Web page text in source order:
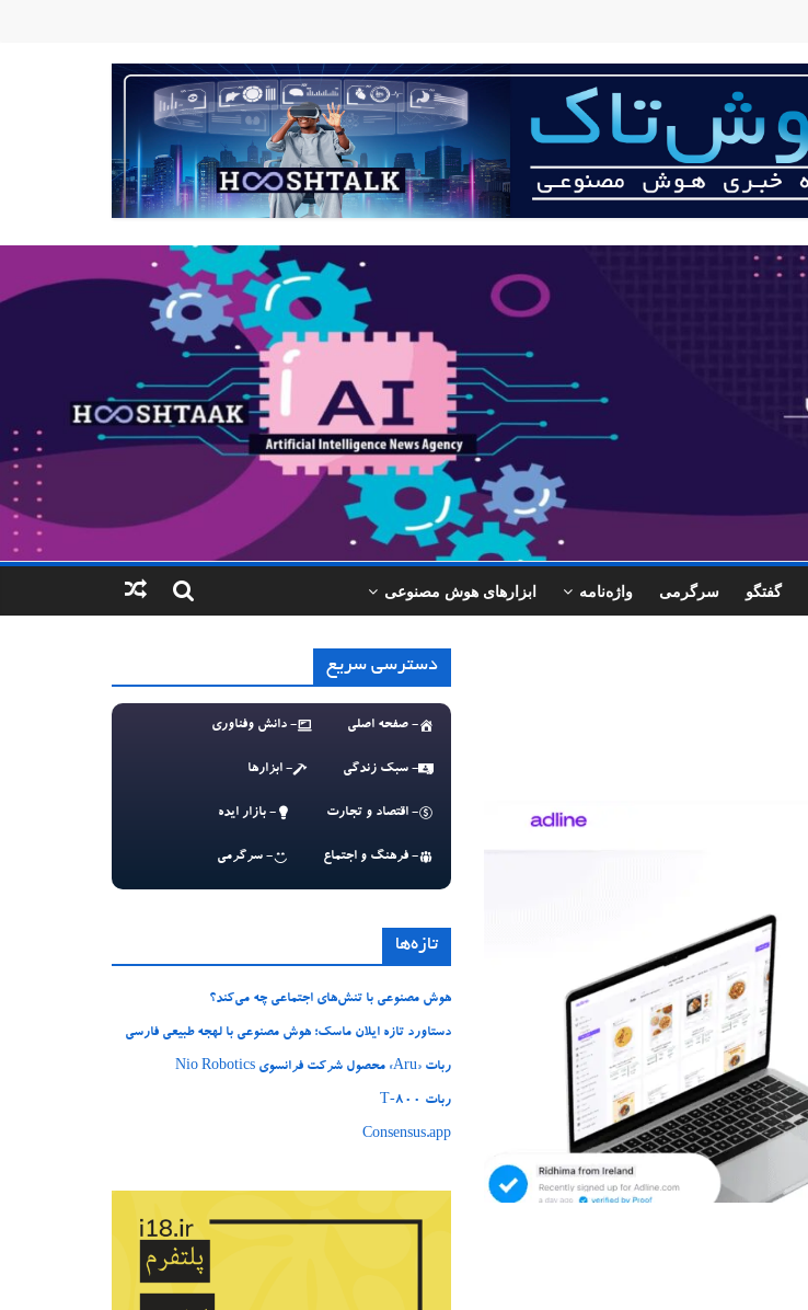
گفتگو سرگرمی واژه‌نامه ابزارهای هوش مصنوعی
دسترسی سریع
- صفحه اصلی - دانش وفناوری
- سبک زندگی - ابزارها
- اقتصاد و تجارت - بازار ایده
- فرهنگ و اجتماع - سرگرمی
تازه‌ها
هوش مصنوعی با تنش‌های اجتماعی چه می‌کند؟
دستاورد تازه ایلان ماسک؛ هوش مصنوعی با لهجه طبیعی فارسی
ربات «Aru» محصول شرکت فرانسوی Nio Robotics
ربات T‑800
Consensus.app